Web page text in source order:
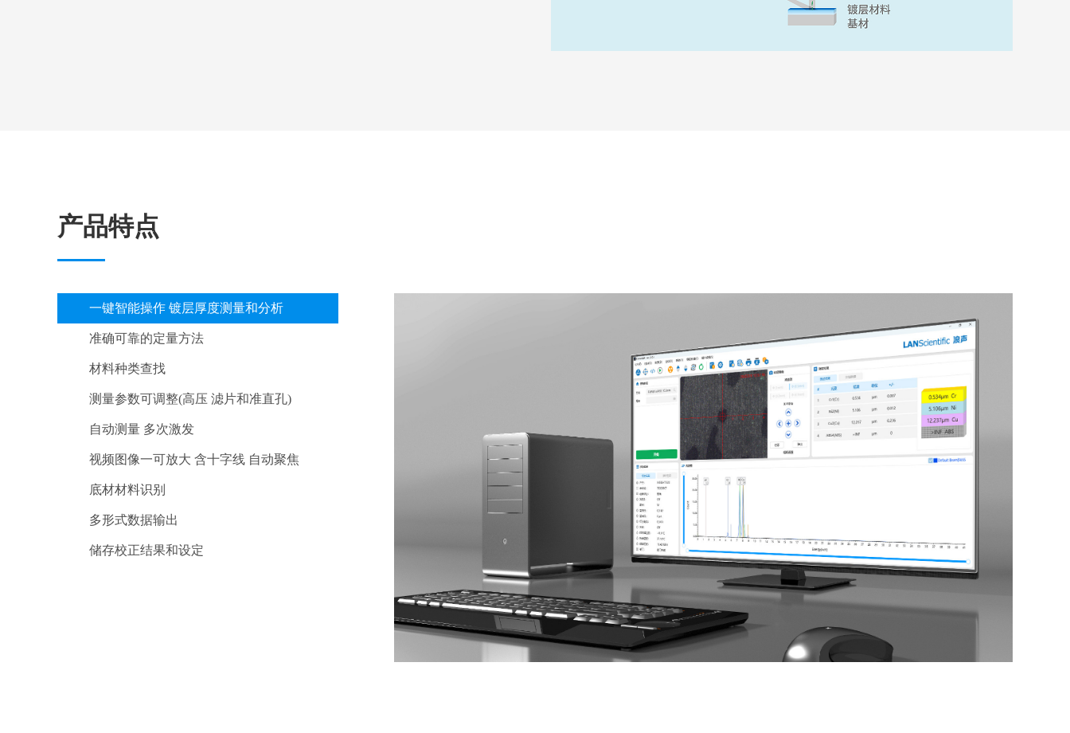
产品特点
一键智能操作 镀层厚度测量和分析
准确可靠的定量方法
材料种类查找
测量参数可调整(高压 滤片和准直孔)
自动测量 多次激发
视频图像一可放大 含十字线 自动聚焦
底材材料识别
多形式数据输出
储存校正结果和设定